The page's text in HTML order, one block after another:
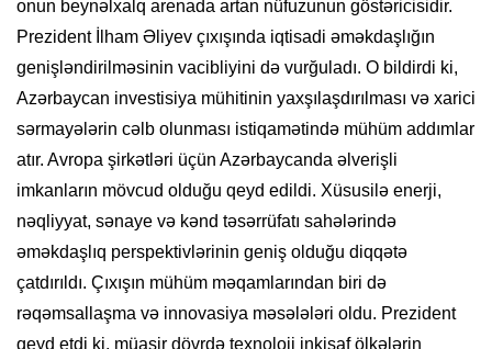
onun beynəlxalq arenada artan nüfuzunun göstəricisidir.
Prezident İlham Əliyev çıxışında iqtisadi əməkdaşlığın
genişləndirilməsinin vacibliyini də vurğuladı. O bildirdi ki,
Azərbaycan investisiya mühitinin yaxşılaşdırılması və xarici
sərmayələrin cəlb olunması istiqamətində mühüm addımlar
atır. Avropa şirkətləri üçün Azərbaycanda əlverişli
imkanların mövcud olduğu qeyd edildi. Xüsusilə enerji,
nəqliyyat, sənaye və kənd təsərrüfatı sahələrində
əməkdaşlıq perspektivlərinin geniş olduğu diqqətə
çatdırıldı. Çıxışın mühüm məqamlarından biri də
rəqəmsallaşma və innovasiya məsələləri oldu. Prezident
qeyd etdi ki, müasir dövrdə texnoloji inkişaf ölkələrin